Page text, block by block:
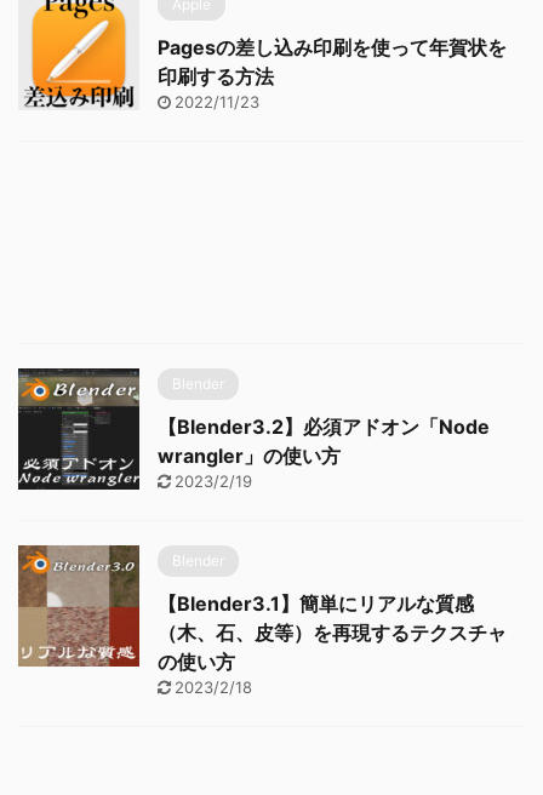
Apple
Pagesの差し込み印刷を使って年賀状を
印刷する方法
2022/11/23
Blender
【Blender3.2】必須アドオン「Node
wrangler」の使い方
2023/2/19
Blender
【Blender3.1】簡単にリアルな質感
（木、石、皮等）を再現するテクスチャ
の使い方
2023/2/18